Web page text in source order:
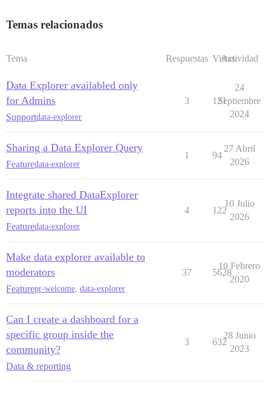
Temas relacionados
Tema Respuestas Vistas
Actividad
Data Explorer availabled only
for Admins
Supportdata-explorer
3 121
24
Septiembre
2024
Sharing a Data Explorer Query
Featuredata-explorer
1 94
27 Abril
2026
Integrate shared DataExplorer
reports into the UI
Featuredata-explorer
4 122
10 Julio
2026
Make data explorer available to
moderators
Featurepr-welcome, data-explorer
37 5628
10 Febrero
2020
Can I create a dashboard for a
specific group inside the
community?
Data & reporting
3 632
28 Junio
2023